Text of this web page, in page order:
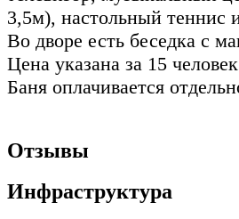
3,5м), настольный теннис
Во дворе есть беседка с
Цена указана за 15
Баня оплачивается
Отзывы
Инфраструктура